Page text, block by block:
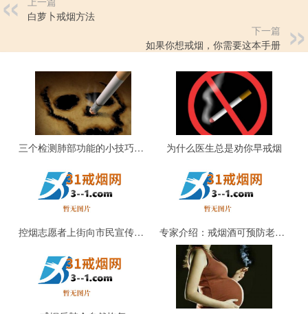
白萝卜戒烟方法
下一篇
如果你想戒烟，你需要这本手册
三个检测肺部功能的小技巧，看看是否需要戒烟了 为什么医生总是劝你早戒烟
控烟志愿者上街向市民宣传戒烟 专家介绍：戒烟酒可预防老年耳聋